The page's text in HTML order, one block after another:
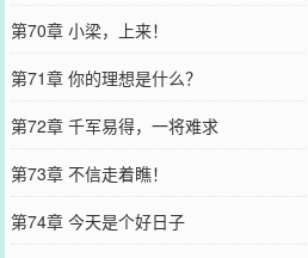
第70章 小梁，上来！
第71章 你的理想是什么？
第72章 千军易得，一将难求
第73章 不信走着瞧！
第74章 今天是个好日子